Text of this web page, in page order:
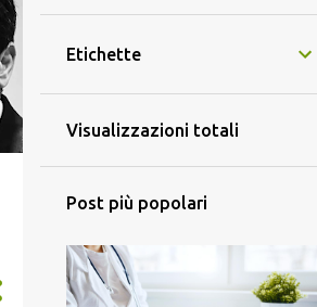
giugno 2025
26
aprile 2025
febbraio 2025
gennaio 2025
dicembre 2024
47
Etichette
Visualizzazioni totali
Post più popolari